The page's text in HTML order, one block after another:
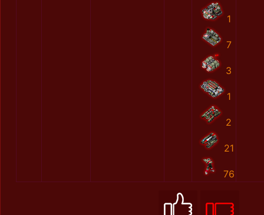
1
7
3
1
2
21
76